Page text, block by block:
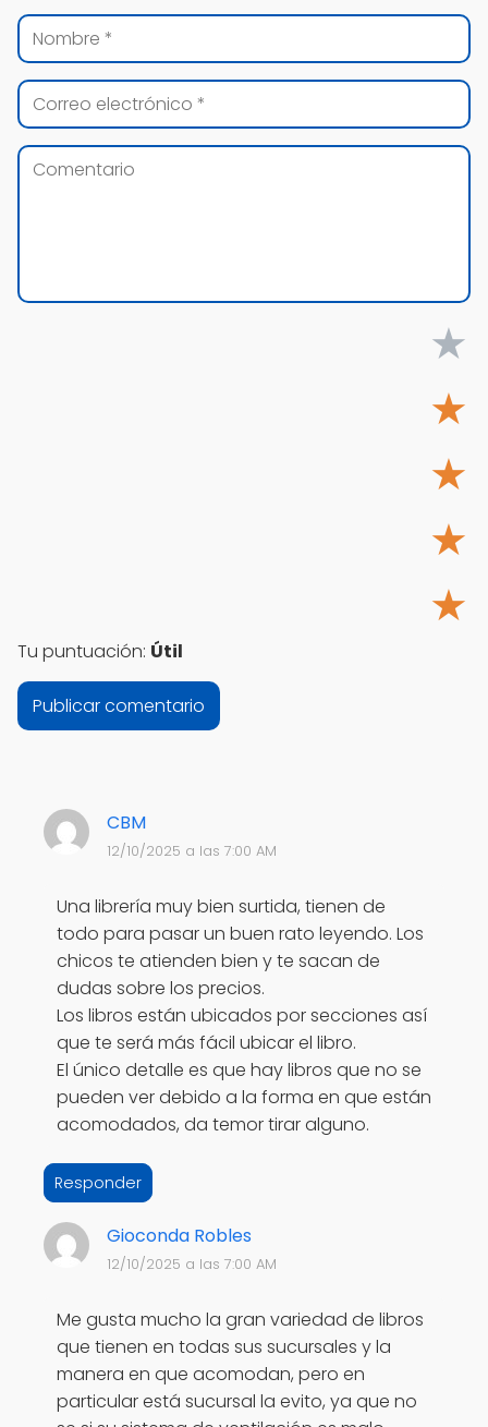
CBM
12/10/2025 a las 7:00 AM
Una librería muy bien surtida, tienen de
todo para pasar un buen rato leyendo. Los
chicos te atienden bien y te sacan de
dudas sobre los precios.
Los libros están ubicados por secciones así
que te será más fácil ubicar el libro.
El único detalle es que hay libros que no se
pueden ver debido a la forma en que están
acomodados, da temor tirar alguno.
Responder
Gioconda Robles
12/10/2025 a las 7:00 AM
Me gusta mucho la gran variedad de libros
que tienen en todas sus sucursales y la
manera en que acomodan, pero en
particular está sucursal la evito, ya que no
★
★
★
★
★
Tu puntuación: Útil